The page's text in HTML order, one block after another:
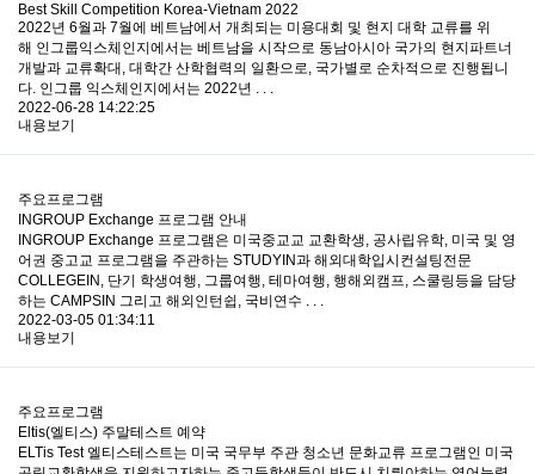
Best Skill Competition Korea-Vietnam 2022
2022년 6월과 7월에 베트남에서 개최되는 미용대회 및 현지 대학 교류를 위
해 인그룹익스체인지에서는 베트남을 시작으로 동남아시아 국가의 현지파트너
개발과 교류확대, 대학간 산학협력의 일환으로, 국가별로 순차적으로 진행됩니
다. 인그룹 익스체인지에서는 2022년 . . .
2022-06-28 14:22:25
내용보기
주요프로그램
INGROUP Exchange 프로그램 안내
INGROUP Exchange 프로그램은 미국중교교 교환학생, 공사립유학, 미국 및 영
어권 중고교 프로그램을 주관하는 STUDYIN과 해외대학입시컨설팅전문
COLLEGEIN, 단기 학생여행, 그룹여행, 테마여행, 행해외캠프, 스쿨링등을 담당
하는 CAMPSIN 그리고 해외인턴쉽, 국비연수 . . .
2022-03-05 01:34:11
내용보기
주요프로그램
Eltis(엘티스) 주말테스트 예약
ELTis Test 엘티스테스트는 미국 국무부 주관 청소년 문화교류 프로그램인 미국